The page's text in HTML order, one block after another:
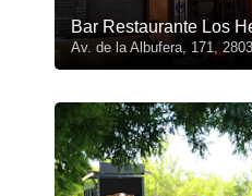
Bar Restaurante Los
Av. de la Albufera, 171,